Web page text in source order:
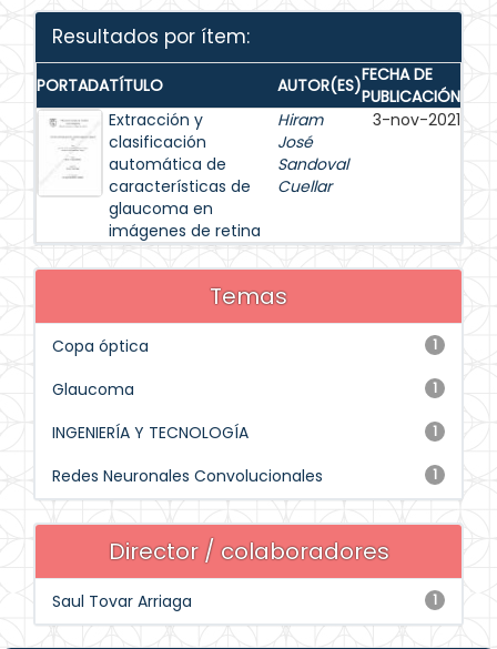
Resultados por ítem:
PORTADATÍTULO AUTOR(ES)FECHA DE
PUBLICACIÓN
Extracción y
clasificación
automática de
características de
glaucoma en
imágenes de retina
Hiram
José
Sandoval
Cuellar
3-nov-2021
Temas
1
Copa óptica
1
Glaucoma
1
INGENIERÍA Y TECNOLOGÍA
1
Redes Neuronales Convolucionales
Director / colaboradores
1
Saul Tovar Arriaga